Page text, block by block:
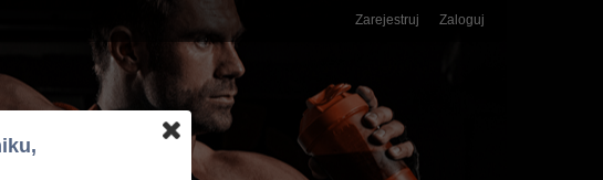
Zarejestruj Zaloguj